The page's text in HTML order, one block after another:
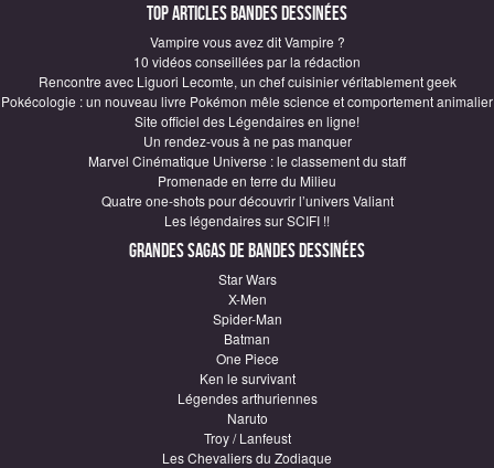
Top articles Bandes Dessinées
Vampire vous avez dit Vampire ?
10 vidéos conseillées par la rédaction
Rencontre avec Liguori Lecomte, un chef cuisinier véritablement geek
Pokécologie : un nouveau livre Pokémon mêle science et comportement animalier
Site officiel des Légendaires en ligne!
Un rendez-vous à ne pas manquer
Marvel Cinématique Universe : le classement du staff
Promenade en terre du Milieu
Quatre one-shots pour découvrir l’univers Valiant
Les légendaires sur SCIFI !!
Grandes sagas de Bandes Dessinées
Star Wars
X-Men
Spider-Man
Batman
One Piece
Ken le survivant
Légendes arthuriennes
Naruto
Troy / Lanfeust
Les Chevaliers du Zodiaque